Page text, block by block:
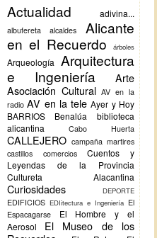
Actualidad adivina...
albufereta alcaldes
Alicante
en el Recuerdo
árboles
Arqueología Arquitectura
e Ingeniería
Arte
Asociación Cultural AV en la
radio AV en la tele Ayer y Hoy
BARRIOS
Benalúa
biblioteca
alicantina
Cabo Huerta
CALLEJERO campaña martires
castillos
comercios
Cuentos y
Leyendas de la Provincia
Cultureta Alacantina
Curiosidades DEPORTE
EDIFICIOS EDIitectura e Ingeniería El
Espacagarse
El Hombre y el
Aerosol
El Museo de los